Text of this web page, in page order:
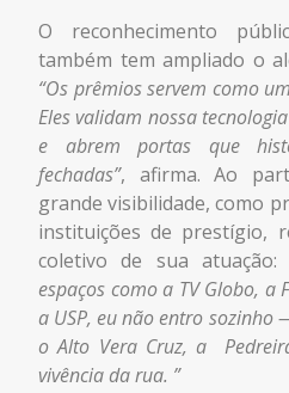
O reconhecimento
também tem ampliado o
“Os prêmios servem como
Eles validam nossa
e abrem portas que
fechadas”, afirma. Ao
grande visibilidade, como
instituições de prestígio,
coletivo de sua atuação:
espaços como a TV Globo, a
a USP, eu não entro
o Alto Vera Cruz, a
vivência da rua. ”